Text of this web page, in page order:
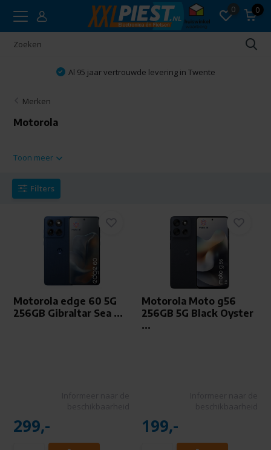
0 0
Al 95 jaar vertrouwde levering in Twente
Merken
Motorola
Toon meer
Filters
Motorola edge 60 5G
256GB Gibraltar Sea ...
299,-
Motorola Moto g56
256GB 5G Black Oyster
...
199,-